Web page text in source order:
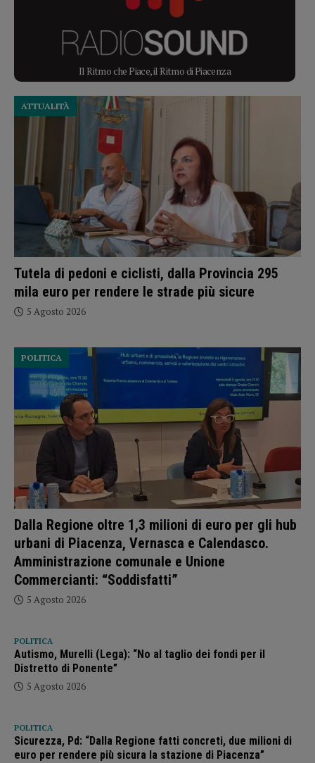
Il Ritmo che Piace, il Ritmo di Piacenza
Tutela di pedoni e ciclisti, dalla Provincia 295
mila euro per rendere le strade più sicure
ATTUALITÀ
5 Agosto 2026
Dalla Regione oltre 1,3 milioni di euro per gli hub
urbani di Piacenza, Vernasca e Calendasco.
Amministrazione comunale e Unione
Commercianti: “Soddisfatti”
POLITICA
5 Agosto 2026
POLITICA
Autismo, Murelli (Lega): “No al taglio dei fondi per il
Distretto di Ponente”
5 Agosto 2026
POLITICA
Sicurezza, Pd: “Dalla Regione fatti concreti, due milioni di
euro per rendere più sicura la stazione di Piacenza”